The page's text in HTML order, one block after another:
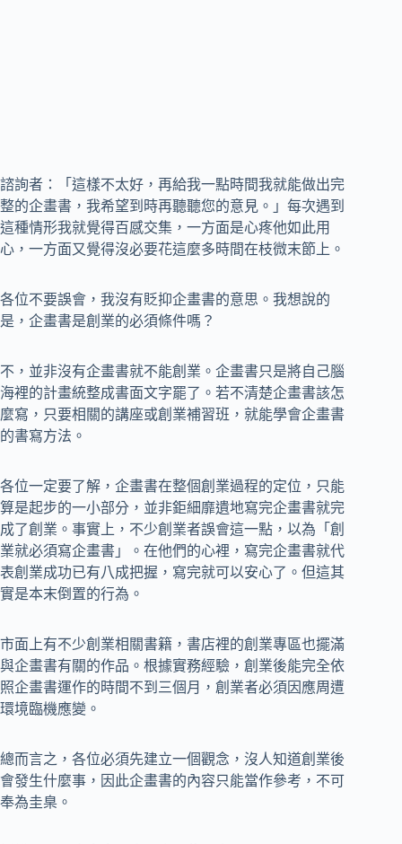
諮詢者：「這樣不太好，再給我一點時間我就能做出完
整的企畫書，我希望到時再聽聽您的意見。」每次遇到
這種情形我就覺得百感交集，一方面是心疼他如此用
心，一方面又覺得沒必要花這麼多時間在枝微末節上。
各位不要誤會，我沒有貶抑企畫書的意思。我想說的
是，企畫書是創業的必須條件嗎？
不，並非沒有企畫書就不能創業。企畫書只是將自己腦
海裡的計畫統整成書面文字罷了。若不清楚企畫書該怎
麼寫，只要相關的講座或創業補習班，就能學會企畫書
的書寫方法。
各位一定要了解，企畫書在整個創業過程的定位，只能
算是起步的一小部分，並非鉅細靡遺地寫完企畫書就完
成了創業。事實上，不少創業者誤會這一點，以為「創
業就必須寫企畫書」。在他們的心裡，寫完企畫書就代
表創業成功已有八成把握，寫完就可以安心了。但這其
實是本末倒置的行為。
市面上有不少創業相關書籍，書店裡的創業專區也擺滿
與企畫書有關的作品。根據實務經驗，創業後能完全依
照企畫書運作的時間不到三個月，創業者必須因應周遭
環境臨機應變。
總而言之，各位必須先建立一個觀念，沒人知道創業後
會發生什麼事，因此企畫書的內容只能當作參考，不可
奉為圭臬。